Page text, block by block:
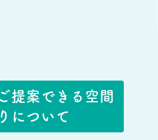
提案できる空間
について